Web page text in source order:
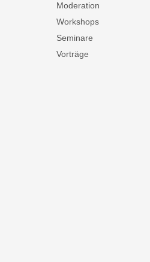
Moderation
Workshops
Seminare
Vorträge